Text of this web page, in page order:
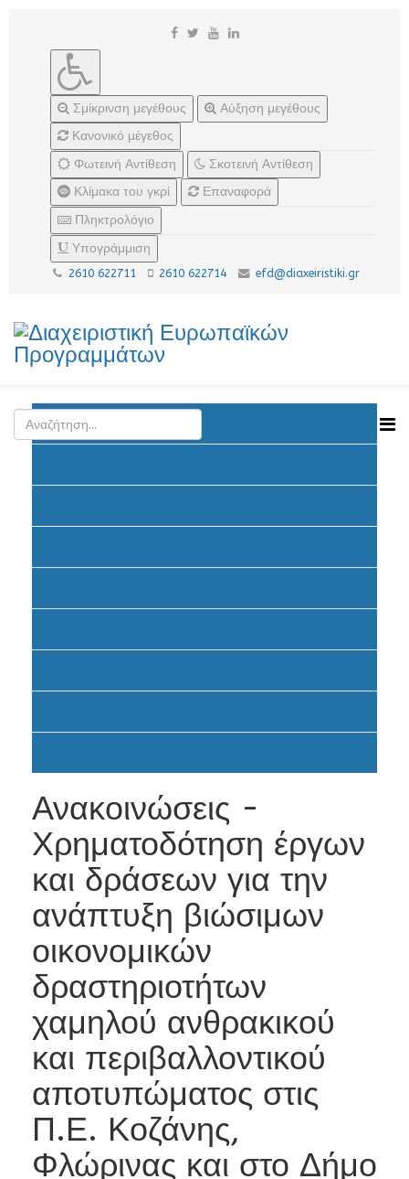
Σμίκρινση μεγέθους
Αύξηση μεγέθους
Κανονικό μέγεθος
Φωτεινή Αντίθεση
Σκοτεινή Αντίθεση
Κλίμακα του γκρί
Επαναφορά
Πληκτρολόγιο
Υπογράμμιση
2610 622711 2610 622714 efd@diaxeiristiki.gr
Ανακοινώσεις
Ανακοινώσεις -
Χρηματοδότηση έργων
και δράσεων για την
ανάπτυξη βιώσιμων
οικονομικών
δραστηριοτήτων
χαμηλού ανθρακικού
και περιβαλλοντικού
αποτυπώματος στις
Π.Ε. Κοζάνης,
Φλώρινας και στο Δήμο